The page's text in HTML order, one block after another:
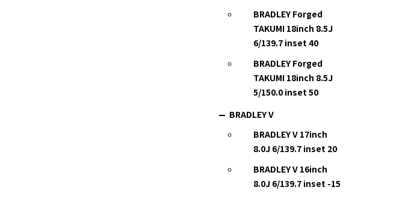
BRADLEY Forged
TAKUMI 18inch 8.5J
6/139.7 inset 40
BRADLEY Forged
TAKUMI 18inch 8.5J
5/150.0 inset 50
BRADLEY V
BRADLEY V 17inch
8.0J 6/139.7 inset 20
BRADLEY V 16inch
8.0J 6/139.7 inset -15